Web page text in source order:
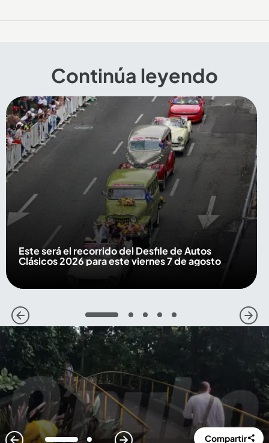
Continúa leyendo
Este será el recorrido del Desfile de Autos
Clásicos 2026 para este viernes 7 de agosto
1 2 3 4 5
Compartir